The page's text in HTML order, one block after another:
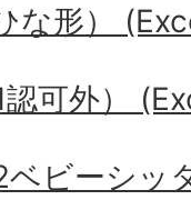
な形）
可外）
ビーシッ